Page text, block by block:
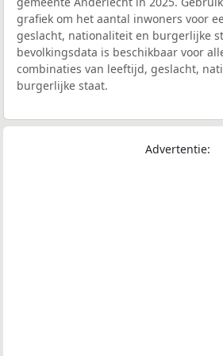
grafiek om het aantal inwoners voor
geslacht, nationaliteit en burgerlijke
bevolkingsdata is beschikbaar voor
combinaties van leeftijd, geslacht,
burgerlijke staat.
Advertentie: